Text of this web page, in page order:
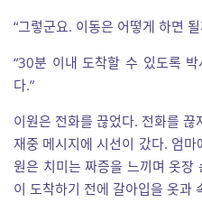
“그렇군요. 이동은 어떻게 하면 될
“30분 이내 도착할 수 있도록
다.”
이원은 전화를 끊었다. 전화를
재중 메시지에 시선이 갔다. 엄
원은 치미는 짜증을 느끼며 옷장
이 도착하기 전에 갈아입을 옷과